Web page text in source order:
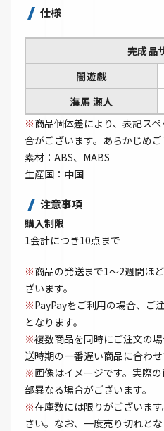
仕様
完成品
闇遊戯
海馬 瀬人
※商品個体差により、表記ス
合がございます。あらかじめご
素材：ABS、MABS
生産国：中国
注意事項
購入制限
1会計につき10点まで
※商品の発送まで1～2週間ほ
ざいます。
※PayPayをご利用の場合、ご
となります。
※複数商品を同時にご注文の
送時期の一番遅い商品に合わ
※画像はイメージです。実際
部異なる場合がございます。
※在庫数には限りがございま
さい。なお、一度売り切れと